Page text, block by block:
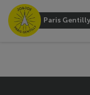
Paris Gentilly